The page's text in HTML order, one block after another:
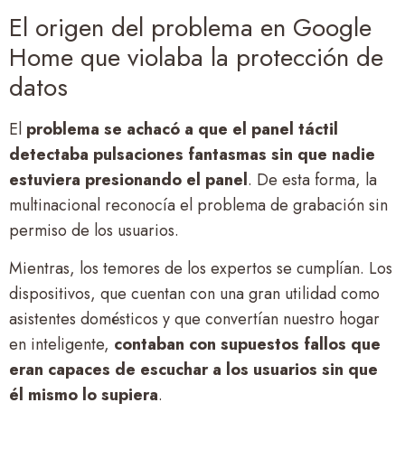
El origen del problema en Google
Home que violaba la protección de
datos
El problema se achacó a que el panel táctil
detectaba pulsaciones fantasmas sin que nadie
estuviera presionando el panel. De esta forma, la
multinacional reconocía el problema de grabación sin
permiso de los usuarios.
Mientras, los temores de los expertos se cumplían. Los
dispositivos, que cuentan con una gran utilidad como
asistentes domésticos y que convertían nuestro hogar
en inteligente, contaban con supuestos fallos que
eran capaces de escuchar a los usuarios sin que
él mismo lo supiera.